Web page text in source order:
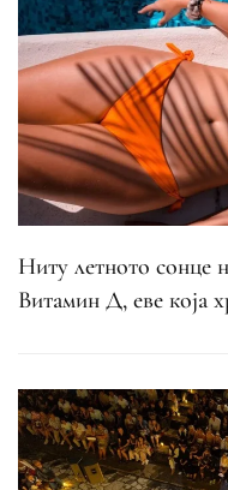
Ниту летното сонце
Витамин Д, еве која